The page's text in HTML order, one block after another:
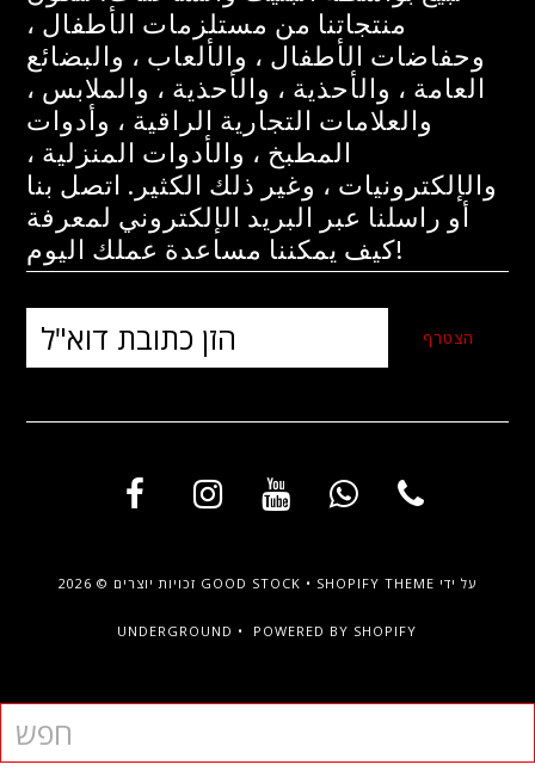
منتجاتنا من مستلزمات الأطفال ،
وحفاضات الأطفال ، والألعاب ، والبضائع
العامة ، والأحذية ، والأحذية ، والملابس ،
والعلامات التجارية الراقية ، وأدوات
المطبخ ، والأدوات المنزلية ،
والإلكترونيات ، وغير ذلك الكثير. اتصل بنا
أو راسلنا عبر البريد الإلكتروني لمعرفة
كيف يمكننا مساعدة عملك اليوم!
GOOD STOCK • SHOPIFY THEME
UNDERGROUND • POWERED BY SHOPIFY